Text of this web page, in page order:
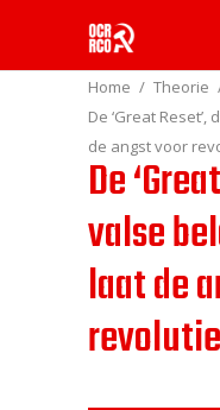
Home Theorie
De ‘Great
de angst voor
De
valse
laat de